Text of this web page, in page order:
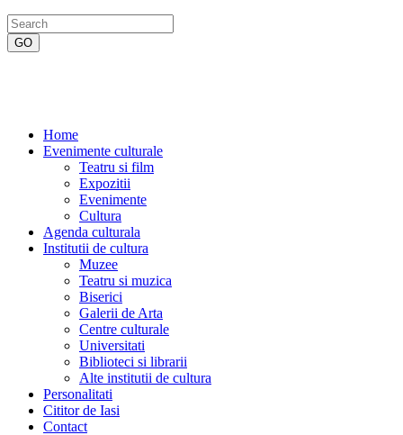
Home
Evenimente culturale
Teatru si film
Expozitii
Evenimente
Cultura
Agenda culturala
Institutii de cultura
Muzee
Teatru si muzica
Biserici
Galerii de Arta
Centre culturale
Universitati
Biblioteci si librarii
Alte institutii de cultura
Personalitati
Cititor de Iasi
Contact